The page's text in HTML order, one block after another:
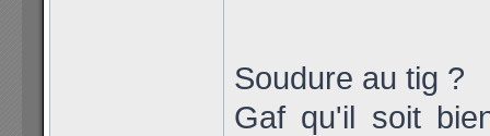
Soudure au tig ?
Gaf qu'il soit